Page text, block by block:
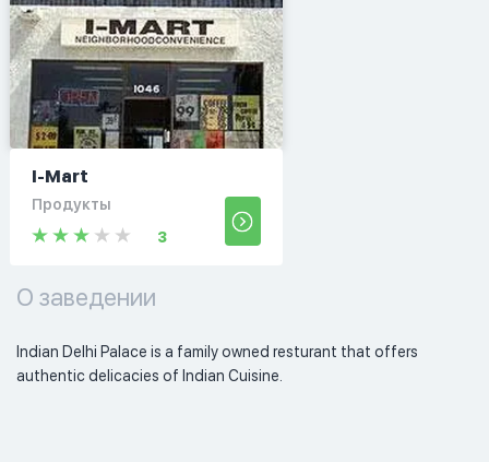
I-Mart
Продукты
3
О заведении
Indian Delhi Palace is a family owned resturant that offers
authentic delicacies of Indian Cuisine.